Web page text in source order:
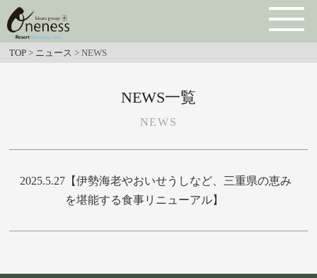
TOP > ニュース >NEWS
NEWS一覧
NEWS
2025.5.27 【伊勢海老やおいせうしなど、三重県の恵み
を堪能する食事リニューアル】